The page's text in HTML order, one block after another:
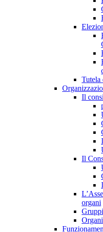
Tutela
Il
Il
organi